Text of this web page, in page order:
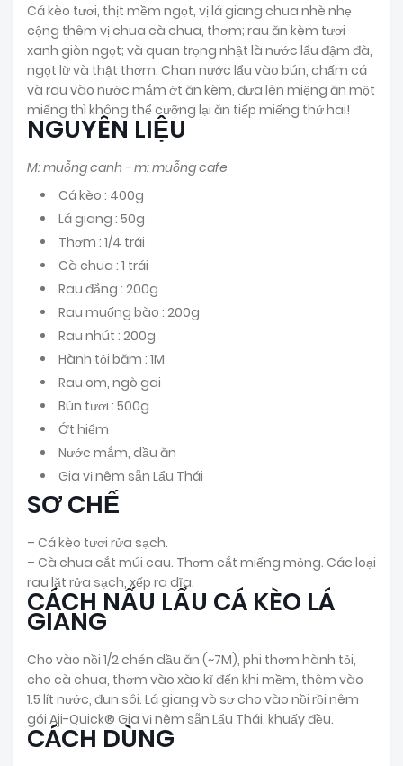
Cá kèo tươi, thịt mềm ngọt, vị lá giang chua nhè nhẹ
cộng thêm vị chua cà chua, thơm; rau ăn kèm tươi
xanh giòn ngọt; và quan trọng nhật là nước lẩu đậm đà,
ngọt lừ và thật thơm. Chan nước lẩu vào bún, chấm cá
và rau vào nước mắm ớt ăn kèm, đưa lên miệng ăn một
miếng thì không thể cưỡng lại ăn tiếp miếng thứ hai!
NGUYÊN LIỆU
M: muỗng canh - m: muỗng cafe
Cá kèo : 400g
Lá giang : 50g
Thơm : 1/4 trái
Cà chua : 1 trái
Rau đắng : 200g
Rau muống bào : 200g
Rau nhút : 200g
Hành tỏi băm : 1M
Rau om, ngò gai
Bún tươi : 500g
Ớt hiểm
Nước mắm, dầu ăn
Gia vị nêm sẵn Lẩu Thái
SƠ CHẾ
– Cá kèo tươi rửa sạch.
– Cà chua cắt múi cau. Thơm cắt miếng mỏng. Các loại
rau lặt rửa sạch, xếp ra dĩa.
CÁCH NẤU LẨU CÁ KÈO LÁ
GIANG
Cho vào nồi 1/2 chén dầu ăn (~7M), phi thơm hành tỏi,
cho cà chua, thơm vào xào kĩ đến khi mềm, thêm vào
1.5 lít nước, đun sôi. Lá giang vò sơ cho vào nồi rồi nêm
gói Aji-Quick® Gia vị nêm sẵn Lẩu Thái, khuấy đều.
CÁCH DÙNG